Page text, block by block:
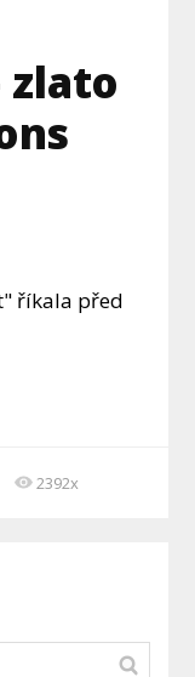
zlato
říkala před
2392x